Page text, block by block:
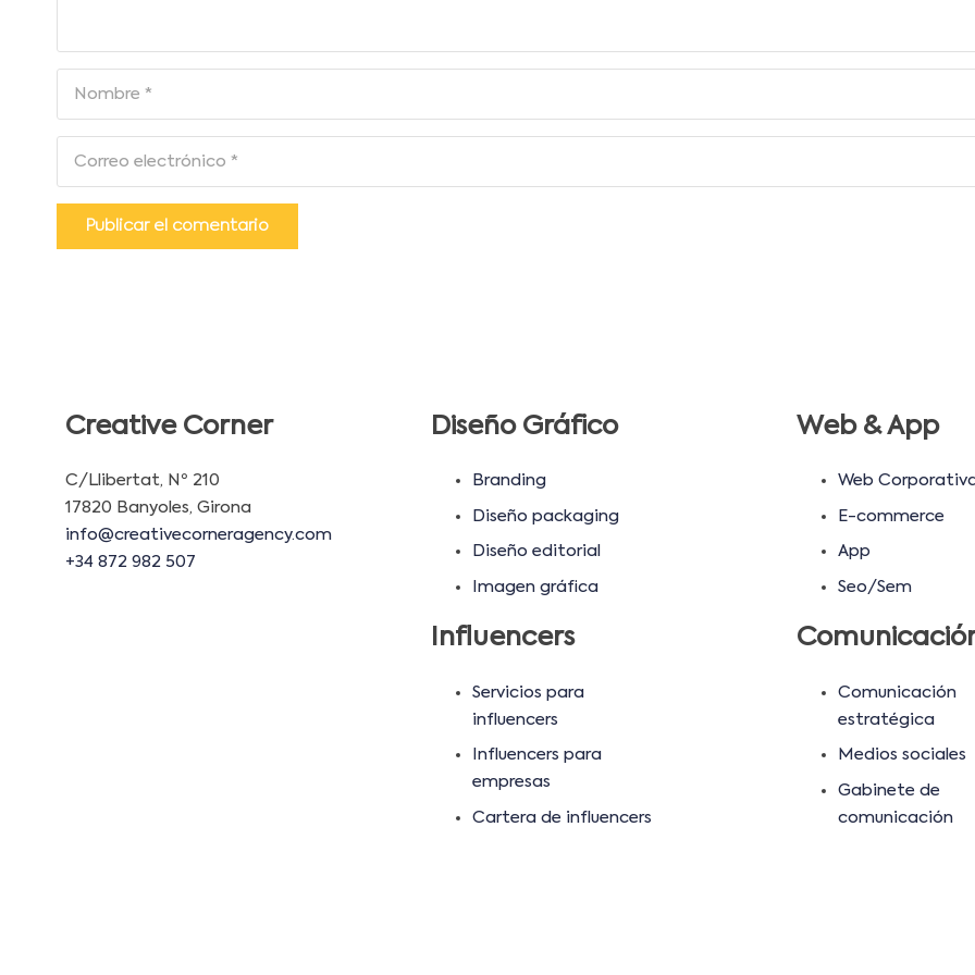
Publicar el comentario
Creative Corner
C/Llibertat, Nº 210
17820 Banyoles, Girona
info@creativecorneragency.com
+34 872 982 507
Diseño Gráfico
Branding
Diseño packaging
Diseño editorial
Imagen gráfica
Influencers
Servicios para
influencers
Influencers para
empresas
Cartera de influencers
Web & App
Web
E-commerce
App
Seo/Sem
Comunicación
estratégica
Medios sociales
Gabinete de
comunicación